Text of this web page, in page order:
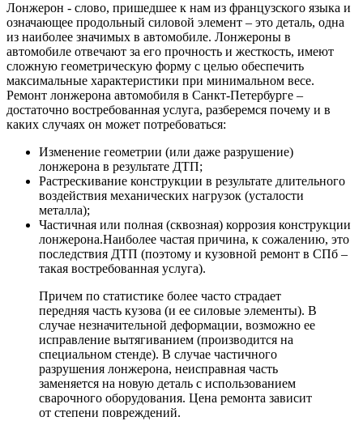
Лонжерон - слово, пришедшее к нам из французского языка и
означающее продольный силовой элемент – это деталь, одна
из наиболее значимых в автомобиле. Лонжероны в
автомобиле отвечают за его прочность и жесткость, имеют
сложную геометрическую форму с целью обеспечить
максимальные характеристики при минимальном весе.
Ремонт лонжерона автомобиля в Санкт-Петербурге –
достаточно востребованная услуга, разберемся почему и в
каких случаях он может потребоваться:
Изменение геометрии (или даже разрушение)
лонжерона в результате ДТП;
Растрескивание конструкции в результате длительного
воздействия механических нагрузок (усталости
металла);
Частичная или полная (сквозная) коррозия конструкции
лонжерона.Наиболее частая причина, к сожалению, это
последствия ДТП (поэтому и кузовной ремонт в СПб –
такая востребованная услуга).
Причем по статистике более часто страдает
передняя часть кузова (и ее силовые элементы). В
случае незначительной деформации, возможно ее
исправление вытягиванием (производится на
специальном стенде). В случае частичного
разрушения лонжерона, неисправная часть
заменяется на новую деталь с использованием
сварочного оборудования. Цена ремонта зависит
от степени повреждений.